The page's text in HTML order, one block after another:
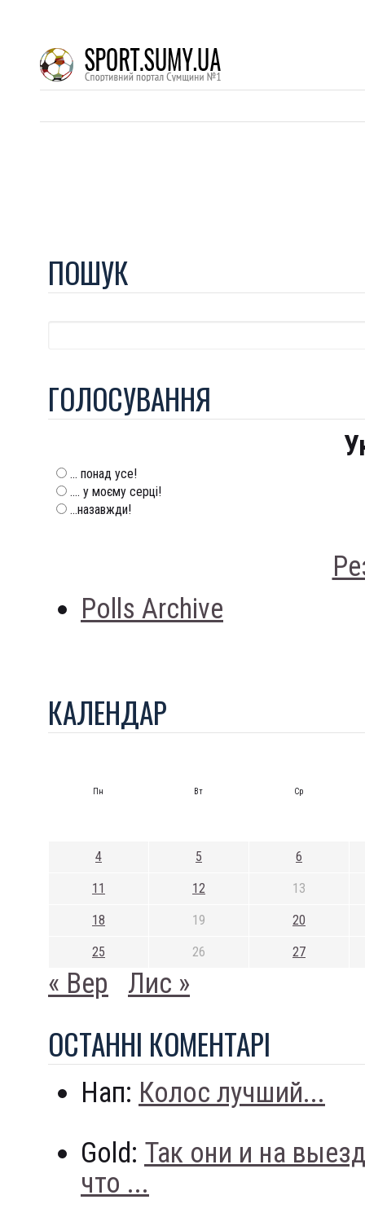
ПОШУК
ГОЛОСУВАННЯ
... понад усе!
.... у моєму серці!
...назавжди!
Polls Archive
КАЛЕНДАР
Пн Вт Ср
4 5 6
11 12 13
18 19 20
25 26 27
« Вер Лис »
ОСТАННI КОМЕНТАРI
Нап: Колос лучший...
Gold: Так они и на
что ...